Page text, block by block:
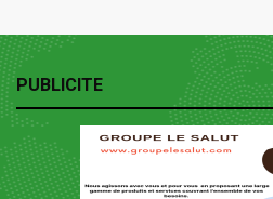
PUBLICITE